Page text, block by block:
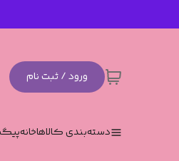
ورود / ثبت نام
دسته‌بندی کالاهاخانه